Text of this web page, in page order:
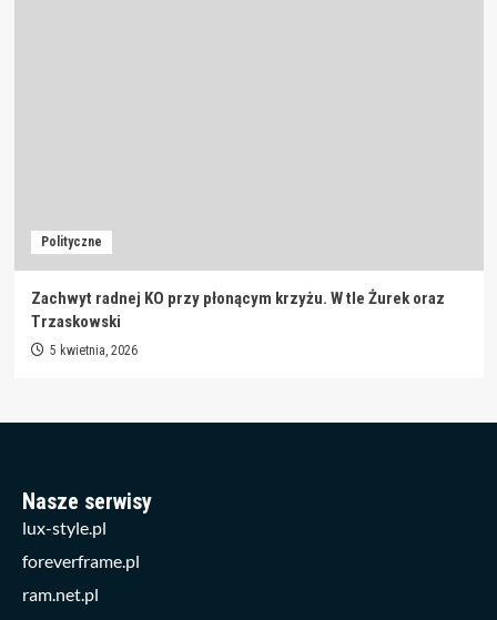
Polityczne
Zachwyt radnej KO przy płonącym krzyżu. W tle Żurek oraz
Trzaskowski
5 kwietnia, 2026
Nasze serwisy
lux-style.pl
foreverframe.pl
ram.net.pl